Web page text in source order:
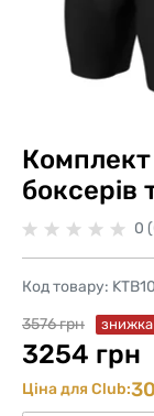
Комплект
боксерів
0
Код товару:
3576 грн
знижка
3254 грн
Ціна для Club: